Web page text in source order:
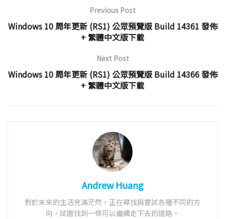
Previous Post
Windows 10 周年更新 (RS1) 公眾預覽版 Build 14361 發佈
+ 繁體中文版下載
Next Post
Windows 10 周年更新 (RS1) 公眾預覽版 Build 14366 發佈
+ 繁體中文版下載
Andrew Huang
對於未來的生活充滿茫然，正在尋找與嘗試各種不同的方
向，試圖找到一條可以繼續走下去的道路。